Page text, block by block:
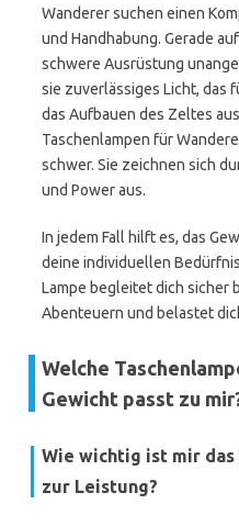
Wanderer suchen einen
und Handhabung. Gerade
schwere Ausrüstung
sie zuverlässiges Licht, das
das Aufbauen des Zeltes
Taschenlampen für
schwer. Sie zeichnen sich
und Power aus.
In jedem Fall hilft es, das
deine individuellen
Lampe begleitet dich sicher
Abenteuern und belastet
Welche
Gewicht passt zu
Wie wichtig ist mir
zur Leistung?